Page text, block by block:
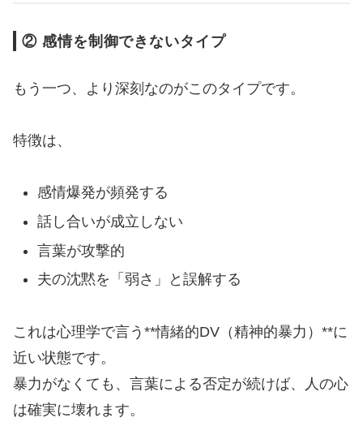
② 感情を制御できないタイプ
もう一つ、より深刻なのがこのタイプです。
特徴は、
感情爆発が頻発する
話し合いが成立しない
言葉が攻撃的
夫の沈黙を「弱さ」と誤解する
これは心理学で言う**情緒的DV（精神的暴力）**に
近い状態です。
暴力がなくても、言葉による否定が続けば、人の心
は確実に壊れます。